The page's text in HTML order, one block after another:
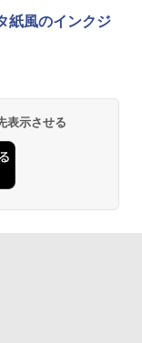
紙風のインクジ
表示させる